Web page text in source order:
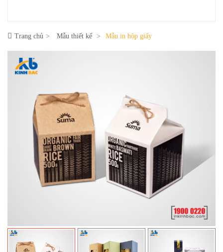
Trang chủ Mẫu thiết kế Mẫu in hộp giấy